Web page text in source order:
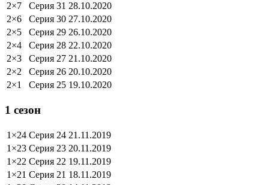
2×7
Серия 31 28.10.2020
2×6
Серия 30 27.10.2020
2×5
Серия 29 26.10.2020
2×4
Серия 28 22.10.2020
2×3
Серия 27 21.10.2020
2×2
Серия 26 20.10.2020
2×1
Серия 25 19.10.2020
1 сезон
1×24 Серия 24 21.11.2019
1×23 Серия 23 20.11.2019
1×22 Серия 22 19.11.2019
1×21 Серия 21 18.11.2019